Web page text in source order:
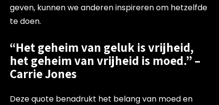
geven, kunnen we anderen inspireren om hetzelfde
te doen.
“Het geheim van geluk is vrijheid,
het geheim van vrijheid is moed.” –
Carrie Jones
Deze quote benadrukt het belang van moed en